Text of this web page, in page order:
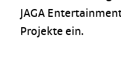
JAGA
Projekte ein.